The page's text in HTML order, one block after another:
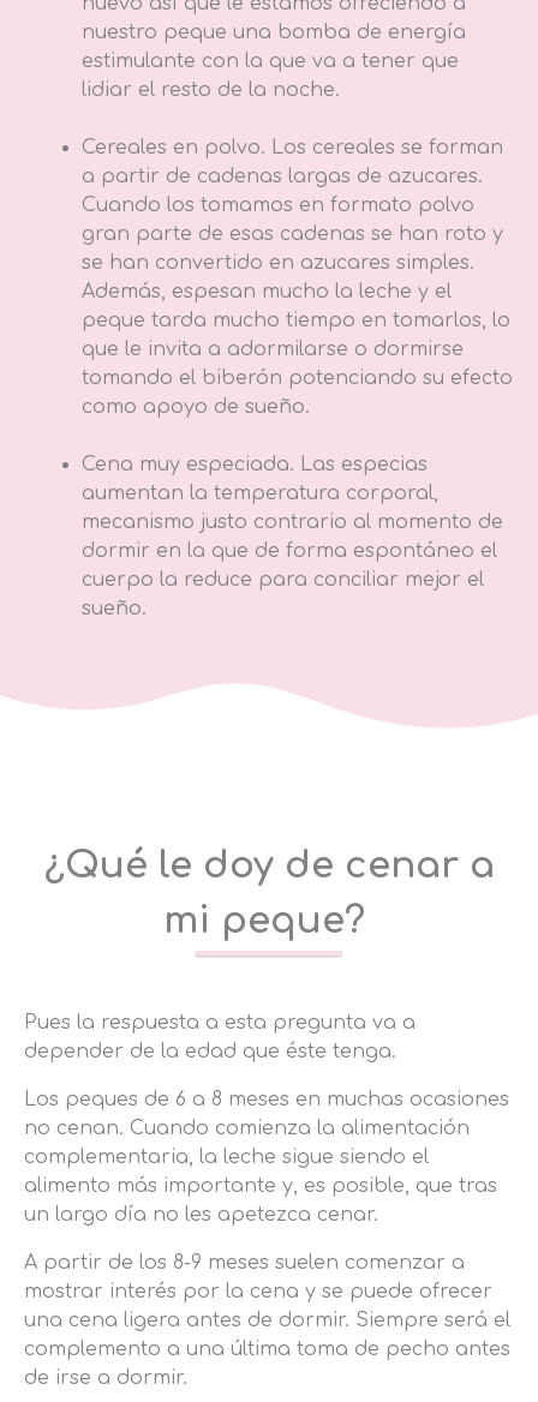
nuestro peque una bomba de energía
estimulante con la que va a tener que
lidiar el resto de la noche.
Cereales en polvo. Los cereales se forman
a partir de cadenas largas de azucares.
Cuando los tomamos en formato polvo
gran parte de esas cadenas se han roto y
se han convertido en azucares simples.
Además, espesan mucho la leche y el
peque tarda mucho tiempo en tomarlos, lo
que le invita a adormilarse o dormirse
tomando el biberón potenciando su efecto
como apoyo de sueño.
Cena muy especiada. Las especias
aumentan la temperatura corporal,
mecanismo justo contrario al momento de
dormir en la que de forma espontáneo el
cuerpo la reduce para conciliar mejor el
sueño.
¿Qué le doy de cenar a
mi peque?
Pues la respuesta a esta pregunta va a
depender de la edad que éste tenga.
Los peques de 6 a 8 meses en muchas ocasiones
no cenan. Cuando comienza la alimentación
complementaria, la leche sigue siendo el
alimento más importante y, es posible, que tras
un largo día no les apetezca cenar.
A partir de los 8-9 meses suelen comenzar a
mostrar interés por la cena y se puede ofrecer
una cena ligera antes de dormir. Siempre será el
complemento a una última toma de pecho antes
de irse a dormir.